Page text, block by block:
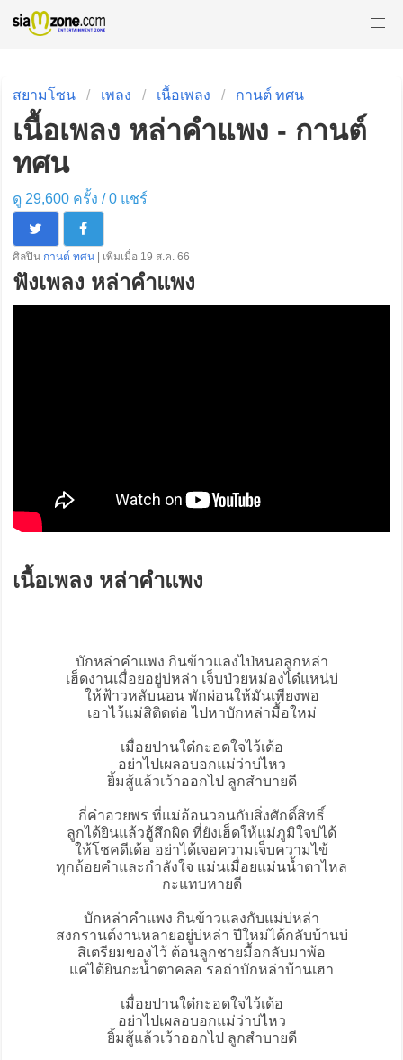
สยามโซน เพลง เนื้อเพลง กานต์ ทศน
เนื้อเพลง หล่าคำแพง - กานต์
ทศน
ดู 29,600 ครั้ง /0แชร์
ศิลปิน กานต์ ทศน | เพิ่มเมื่อ 19 ส.ค. 66
ฟังเพลง หล่าคำแพง
เนื้อเพลง หล่าคำแพง
บักหล่าคำแพง กินข้าวแลงไป่หนอลูกหล่า
เฮ็ดงานเมื่อยอยู่บ่หล่า เจ็บป่วยหม่องได๋แหน่บ่
ให้ฟ้าวหลับนอน พักผ่อนให้มันเพียงพอ
เอาไว้แม่สิติดต่อ ไปหาบักหล่ามื้อใหม่
เมื่อยปานใด๋กะอดใจไว้เด้อ
อย่าไปเผลอบอกแม่ว่าบ่ไหว
ยิ้มสู้แล้วเว้าออกไป ลูกสำบายดี
กี่คำอวยพร ที่แม่อ้อนวอนกับสิ่งศักดิ์สิทธิ์
ลูกได้ยินแล้วฮู้สึกผิด ที่ยังเฮ็ดให้แม่ภูมิใจบ่ได้
ให้โชคดีเด้อ อย่าได้เจอความเจ็บความไข้
ทุกถ้อยคำและกำลังใจ แม่นเมื่อยแม่นน้ำตาไหล
กะแทบหายดี
บักหล่าคำแพง กินข้าวแลงกับแม่บ่หล่า
สงกรานต์งานหลายอยู่บ่หล่า ปีใหม่ได้กลับบ้านบ่
สิเตรียมของไว้ ต้อนลูกชายมื้อกลับมาพ้อ
แค่ได้ยินกะน้ำตาคลอ รอถ่าบักหล่าบ้านเฮา
เมื่อยปานใด๋กะอดใจไว้เด้อ
อย่าไปเผลอบอกแม่ว่าบ่ไหว
ยิ้มสู้แล้วเว้าออกไป ลูกสำบายดี